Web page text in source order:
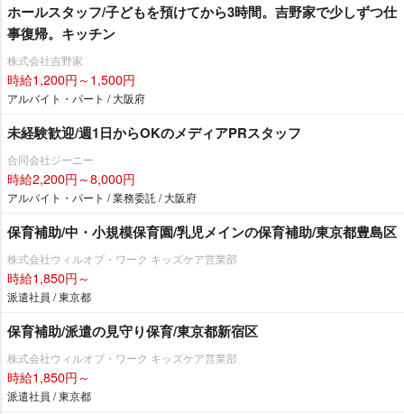
ホールスタッフ/子どもを預けてから3時間。吉野家で少しずつ仕
事復帰。キッチン
株式会社吉野家
時給1,200円～1,500円
アルバイト・パート / 大阪府
未経験歓迎/週1日からOKのメディアPRスタッフ
合同会社ジーニー
時給2,200円～8,000円
アルバイト・パート / 業務委託 / 大阪府
保育補助/中・小規模保育園/乳児メインの保育補助/東京都豊島区
株式会社ウィルオブ・ワーク キッズケア営業部
時給1,850円～
派遣社員 / 東京都
保育補助/派遣の見守り保育/東京都新宿区
株式会社ウィルオブ・ワーク キッズケア営業部
時給1,850円～
派遣社員 / 東京都